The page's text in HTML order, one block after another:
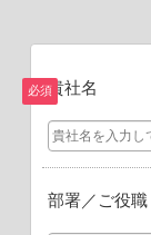
貴社名
必須
部署／ご役職